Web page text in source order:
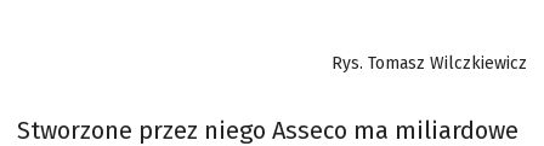
Rys. Tomasz Wilczkiewicz
Stworzone przez niego Asseco ma miliardowe